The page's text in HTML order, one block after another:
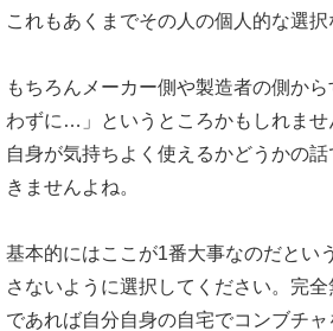
これもあくまでその人の個人的な選択
もちろんメーカー側や製造者の側か
わずに…」というところかもしれませ
自身が気持ちよく使えるかどうかの
きませんよね。
基本的にはここが1番大事なのだとい
さないように選択してください。完
であれば自分自身の自宅でコンブチ